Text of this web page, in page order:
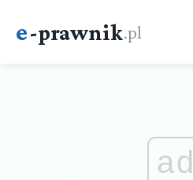
e-prawnik.pl
ad